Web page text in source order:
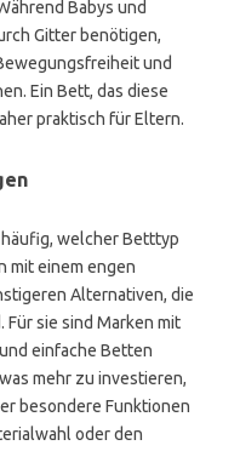
Babys und
Gitter benötigen,
und
Ein Bett, das diese
praktisch für Eltern.
welcher Betttyp
mit einem engen
Alternativen, die
sie sind Marken mit
einfache Betten
mehr zu investieren,
besondere Funktionen
oder den